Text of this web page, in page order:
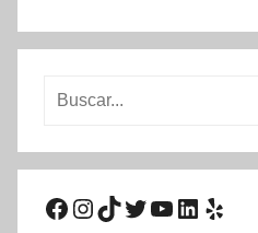
Buscar:
Facebook
Instagram
TikTok
Twitter
YouTube
LinkedIn
Yelp